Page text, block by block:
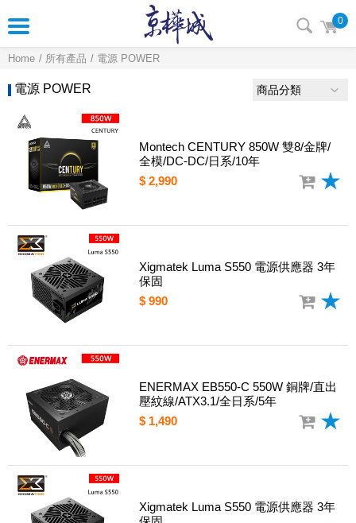
0
Home 所有產品 電源 POWER
電源 POWER 商品分類
Montech CENTURY 850W 雙8/金牌/
全模/DC-DC/日系/10年
$ 2,990
Xigmatek Luma S550 電源供應器 3年
保固
$ 990
ENERMAX EB550-C 550W 銅牌/直出
壓紋線/ATX3.1/全日系/5年
$ 1,490
Xigmatek Luma S550 電源供應器 3年